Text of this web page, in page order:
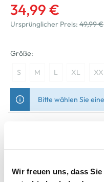
Wir freuen uns, dass
34,99 €
Ursprünglicher Preis: 49,99 €
Größe:
S M L XL
Bitte wählen Sie
Nicht mehr